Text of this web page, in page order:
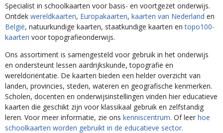
Specialist in schoolkaarten voor basis- en voortgezet onderwijs.
Ontdek wereldkaarten, Europakaarten, kaarten van Nederland en
België, natuurkundige kaarten, staatkundige kaarten en topo100-
kaarten voor topografieonderwijs.
Ons assortiment is samengesteld voor gebruik in het onderwijs
en ondersteunt lessen aardrijkskunde, topografie en
wereldoriëntatie. De kaarten bieden een helder overzicht van
landen, provincies, steden, wateren en geografische kenmerken.
Scholen, docenten en onderwijsinstellingen vinden hier educatieve
kaarten die geschikt zijn voor klassikaal gebruik en zelfstandig
leren. Voor meer informatie, zie ons kenniscentrum. Of leer hoe
schoolkaarten worden gebruikt in de educatieve sector.